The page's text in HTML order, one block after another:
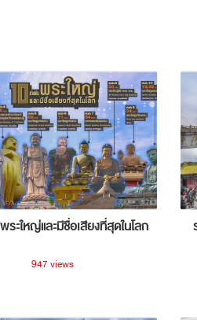
ะใหญ่และมีชื่อเสียงที่สุดในโลก
947 views